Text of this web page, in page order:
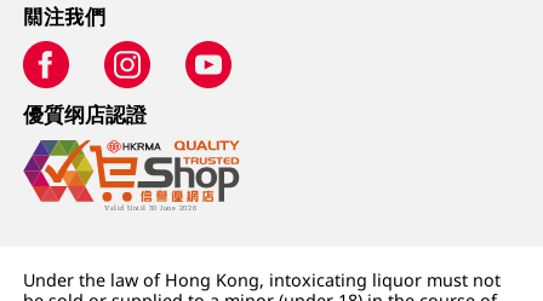
關注我們
優質纲店認證
Under the law of Hong Kong, intoxicating liquor must not